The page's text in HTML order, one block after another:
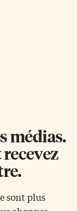
médias.
sont plus